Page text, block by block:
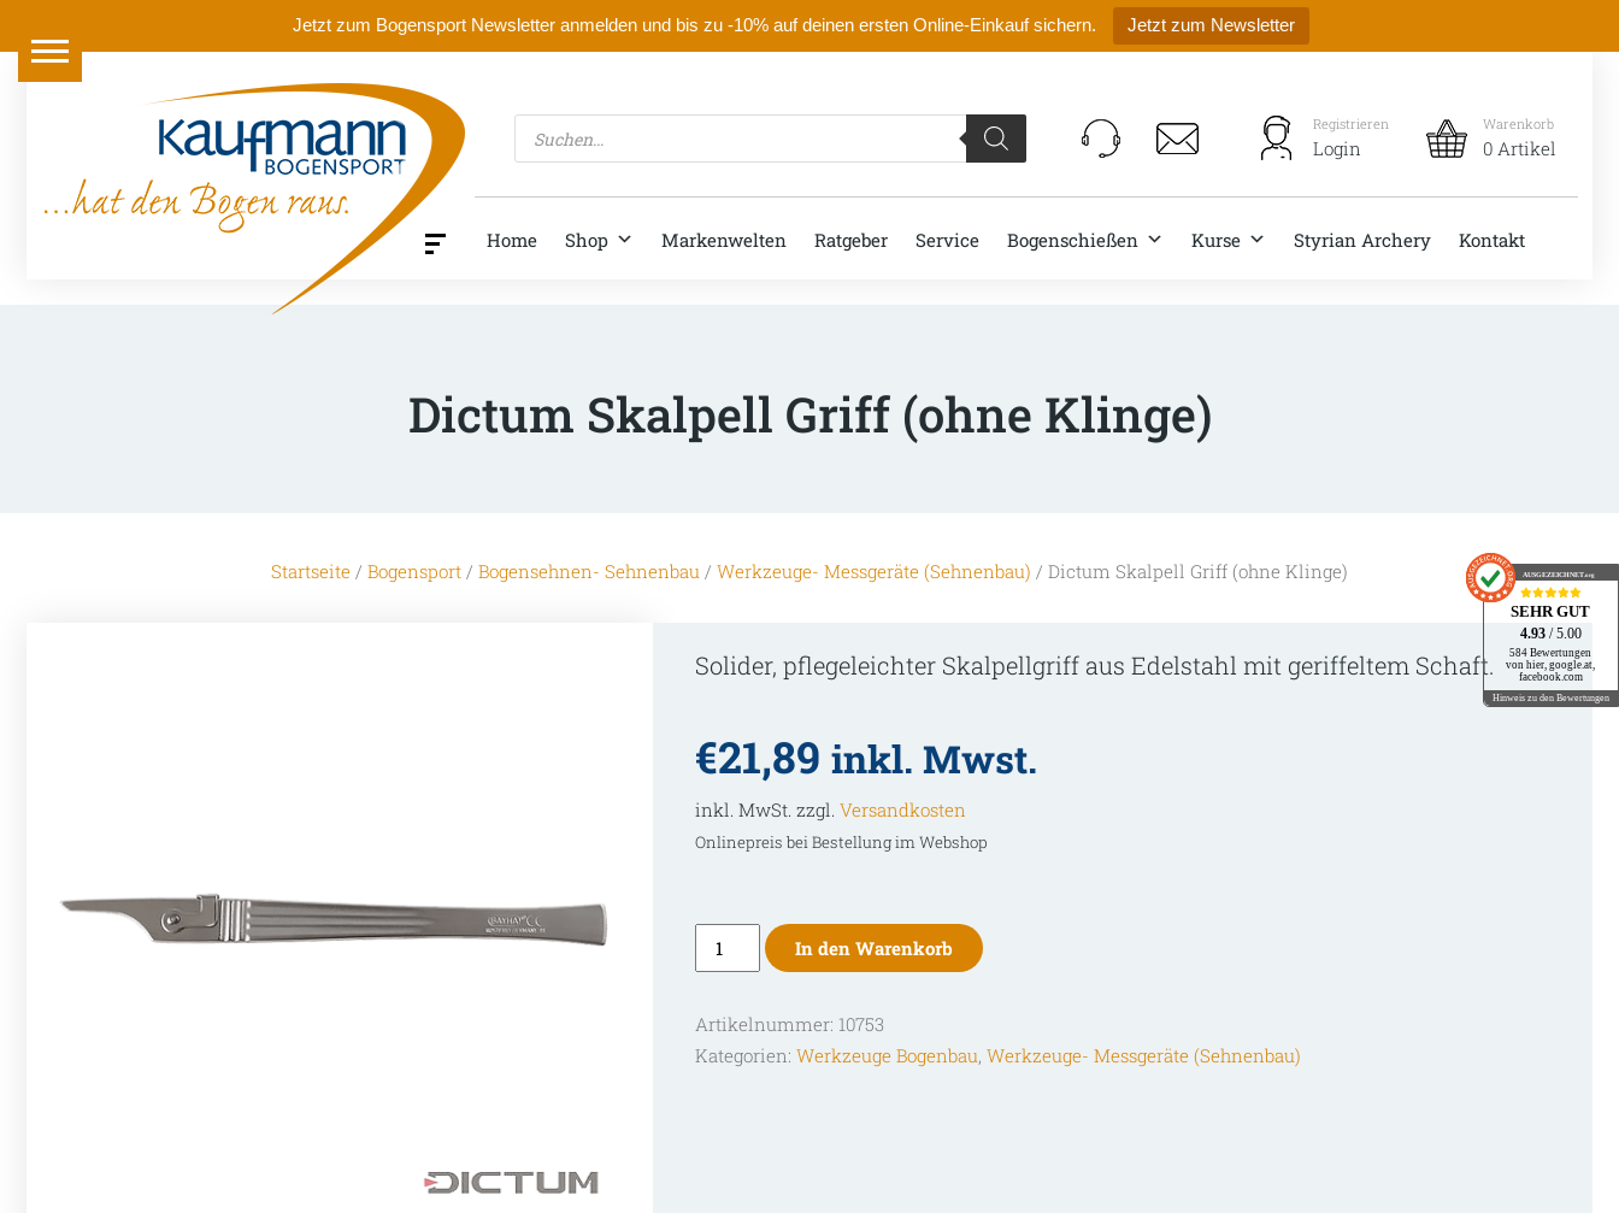
Jetzt zum Bogensport Newsletter anmelden und bis zu -10% auf deinen ersten Online-Einkauf sichern. Jetzt zum Newsletter
Products
search
Registrieren
Login
Warenkorb
0 Artikel
Home Shop Markenwelten Ratgeber Service Bogenschießen Kurse Styrian Archery Kontakt
Dictum Skalpell Griff (ohne Klinge)
Startseite / Bogensport / Bogensehnen- Sehnenbau / Werkzeuge- Messgeräte (Sehnenbau) / Dictum Skalpell Griff (ohne Klinge)
Solider, pflegeleichter Skalpellgriff aus Edelstahl mit geriffeltem Schaft.
€21,89 inkl. Mwst.
inkl. MwSt. zzgl. Versandkosten
Onlinepreis bei Bestellung im Webshop
Dictum
Skalpell
(ohne
Klinge)
In den Warenkorb
Artikelnummer: 10753
Kategorien: Werkzeuge Bogenbau, Werkzeuge- Messgeräte (Sehnenbau)
AUSGEZEICHNET.org
SEHR GUT
4.93 / 5.00
584 Bewertungen
von hier, google.at,
facebook.com
Hinweis zu den Bewertungen